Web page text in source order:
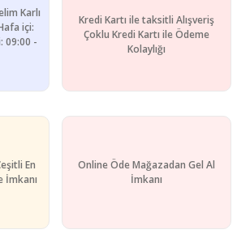
Karlı
içi:
09:00 -
Kredi Kartı ile taksitli Alışveriş
Çoklu Kredi Kartı ile Ödeme
Kolaylığı
En
İmkanı
Online Öde Mağazadan Gel Al
İmkanı